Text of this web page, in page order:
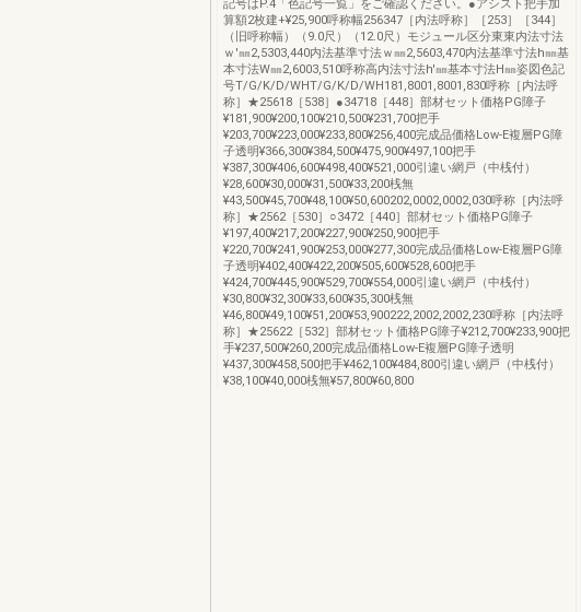
記号はP.4「色記号一覧」をご確認ください。●アシスト把手加
算額2枚建+¥25,900呼称幅256347［内法呼称］［253］［344］
（旧呼称幅）（9.0尺）（12.0尺）モジュール区分東東内法寸法
ｗ'㎜2,5303,440内法基準寸法ｗ㎜2,5603,470内法基準寸法h㎜基
本寸法W㎜2,6003,510呼称高内法寸法h'㎜基本寸法H㎜姿図色記
号T/G/K/D/WHT/G/K/D/WH181,8001,8001,830呼称［内法呼
称］★25618［538］●34718［448］部材セット価格PG障子
¥181,900¥200,100¥210,500¥231,700把手
¥203,700¥223,000¥233,800¥256,400完成品価格Low-E複層PG障
子透明¥366,300¥384,500¥475,900¥497,100把手
¥387,300¥406,600¥498,400¥521,000引違い網戸（中桟付）
¥28,600¥30,000¥31,500¥33,200桟無
¥43,500¥45,700¥48,100¥50,600202,0002,0002,030呼称［内法呼
称］★2562［530］○3472［440］部材セット価格PG障子
¥197,400¥217,200¥227,900¥250,900把手
¥220,700¥241,900¥253,000¥277,300完成品価格Low-E複層PG障
子透明¥402,400¥422,200¥505,600¥528,600把手
¥424,700¥445,900¥529,700¥554,000引違い網戸（中桟付）
¥30,800¥32,300¥33,600¥35,300桟無
¥46,800¥49,100¥51,200¥53,900222,2002,2002,230呼称［内法呼
称］★25622［532］部材セット価格PG障子¥212,700¥233,900把
手¥237,500¥260,200完成品価格Low-E複層PG障子透明
¥437,300¥458,500把手¥462,100¥484,800引違い網戸（中桟付）
¥38,100¥40,000桟無¥57,800¥60,800